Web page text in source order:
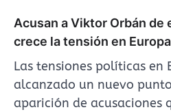
Acusan a Viktor Orbán de
crece la tensión en Europa
Las tensiones políticas en
alcanzado un nuevo
aparición de acusaciones